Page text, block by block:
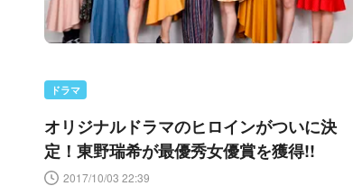
ドラマ
オリジナルドラマのヒロインがついに決
定！東野瑞希が最優秀女優賞を獲得!!
2017/10/03 22:39